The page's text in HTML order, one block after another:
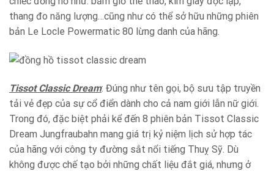
thang đo năng lượng…cũng như có thể sở hữu những phiên
bản Le Locle Powermatic 80 lừng danh của hãng.
Tissot Classic Dream: Đúng như tên gọi, bộ sưu tập truyền
tải vẻ đẹp của sự cổ điển dành cho cả nam giới lẫn nữ giới.
Trong đó, đặc biệt phải kể đến 8 phiên bản Tissot Classic
Dream Jungfraubahn mang giá trị kỷ niệm lịch sử hợp tác
của hãng với công ty đường sắt nổi tiếng Thuỵ Sỹ. Dù
không được chế tạo bởi những chất liệu đắt giá, nhưng ở